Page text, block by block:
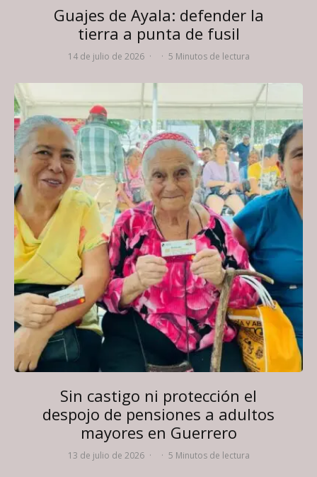
Guajes de Ayala: defender la
tierra a punta de fusil
14 de julio de 2026 · · 5 Minutos de lectura
Sin castigo ni protección el
despojo de pensiones a adultos
mayores en Guerrero
13 de julio de 2026 · · 5 Minutos de lectura